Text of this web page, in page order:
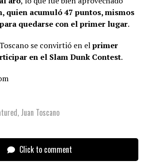
quien acumuló 47 puntos, mismos
quedarse con el primer lugar.
se convirtió en elprimer
en el Slam Dunk Contest.
, Juan Toscano
Click to comment